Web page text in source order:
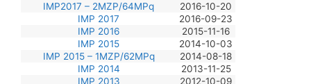
IMP2017 – 2MZP/64MPq
2016-10-20
IMP 2017
2016-09-23
IMP 2016
2015-11-16
IMP 2015
2014-10-03
IMP 2015 – 1MZP/62MPq
2014-08-18
IMP 2014
2013-11-25
IMP 2013
2012-10-09